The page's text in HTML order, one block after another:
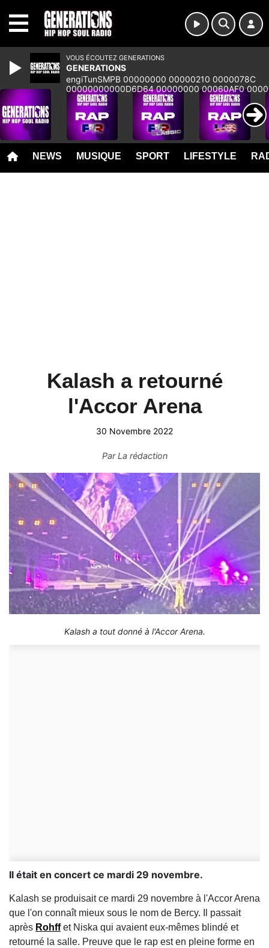
NEWS MUSIQUE SPORT LIFESTYLE
Kalash a retourné
l'Accor Arena
30 Novembre 2022
ParLa rédaction
Kalash a tout donné à l'Accor Arena.
Il était en concert ce mardi 29 novembre.
Kalash se produisait ce mardi 29 novembre à l'Accor Arena
que l'on connaît mieux sous le nom de Bercy. Il passait
après Rohffet Niska qui avaient eux-mêmes blindé et
retourné la salle. Preuve que le rap est en pleine forme en
VOUS ÉCOUTEZ GENERATIONS
GENERATIONS
engiTunSMPB 00000000 00000210 0000078C
00000000000D6D64 00000000 00060AF0
00000000 00000000 00000000 00000000